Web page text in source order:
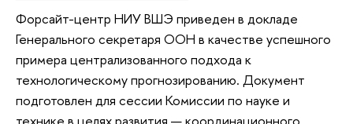
Форсайт-центр НИУ ВШЭ приведен в докладе
Генерального секретаря ООН в качестве успешного
примера централизованного подхода к
технологическому прогнозированию. Документ
подготовлен для сессии Комиссии по науке и